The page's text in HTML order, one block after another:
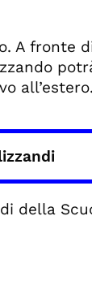
A fronte
all’estero.
della